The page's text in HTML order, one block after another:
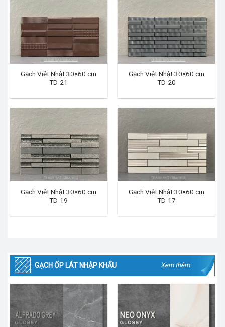
Gạch Việt Nhật 30×60 cm
TD-21
Gạch Việt Nhật 30×60 cm
TD-20
Gạch Việt Nhật 30×60 cm
TD-19
Gạch Việt Nhật 30×60 cm
TD-17
GẠCH ỐP LÁT NHẬP KHẨU Xem thêm